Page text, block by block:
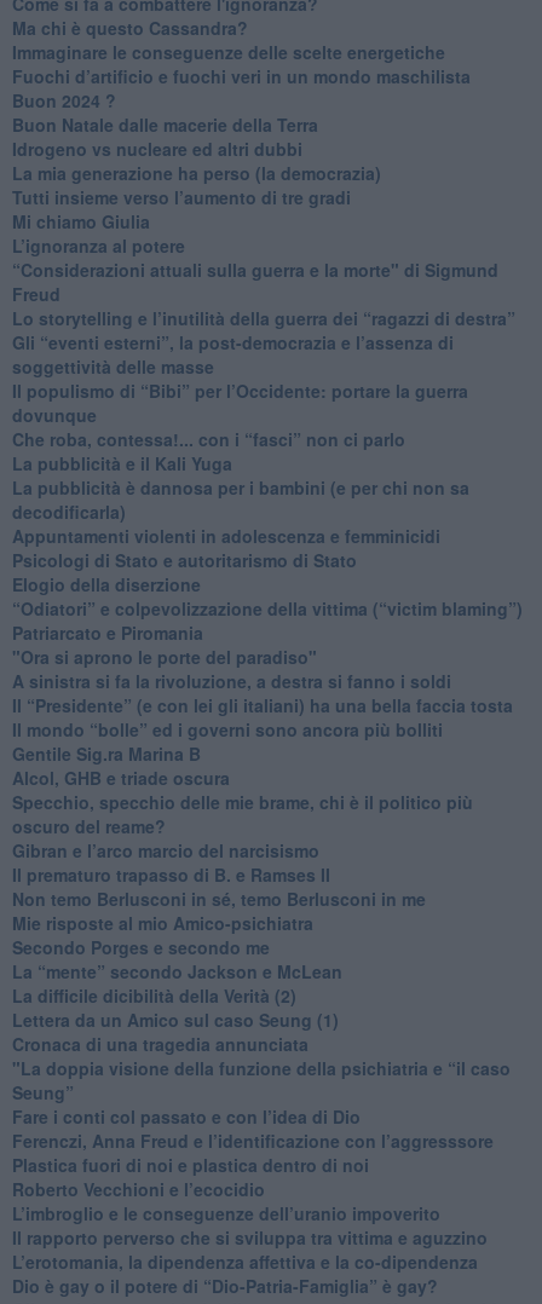
Ma chi è questo Cassandra?
Immaginare le conseguenze delle scelte energetiche
​Fuochi d’artificio e fuochi veri in un mondo maschilista
Buon 2024 ?
​Buon Natale dalle macerie della Terra
​Idrogeno vs nucleare ed altri dubbi
​La mia generazione ha perso (la democrazia)
​Tutti insieme verso l’aumento di tre gradi
Mi chiamo Giulia
L’ignoranza al potere
​“Considerazioni attuali sulla guerra e la morte" di Sigmund
Freud
​Lo storytelling e l’inutilità della guerra dei “ragazzi di destra”
​Gli “eventi esterni”, la post-democrazia e l’assenza di
soggettività delle masse
​Il populismo di “Bibi” per l’Occidente: portare la guerra
dovunque
​Che roba, contessa!... con i “fasci” non ci parlo
La pubblicità e il Kali Yuga
​La pubblicità è dannosa per i bambini (e per chi non sa
decodificarla)
​Appuntamenti violenti in adolescenza e femminicidi
​Psicologi di Stato e autoritarismo di Stato
Elogio della diserzione
“Odiatori” e colpevolizzazione della vittima (“victim blaming”)
​Patriarcato e Piromania
"Ora si aprono le porte del paradiso"
​A sinistra si fa la rivoluzione, a destra si fanno i soldi
​Il “Presidente” (e con lei gli italiani) ha una bella faccia tosta
​Il mondo “bolle” ed i governi sono ancora più bolliti
​Gentile Sig.ra Marina B
​Alcol, GHB e triade oscura
​Specchio, specchio delle mie brame, chi è il politico più
oscuro del reame?
​Gibran e l’arco marcio del narcisismo
​Il prematuro trapasso di B. e Ramses II
​Non temo Berlusconi in sé, temo Berlusconi in me
​Mie risposte al mio Amico-psichiatra
​Secondo Porges e secondo me
​La “mente” secondo Jackson e McLean
La difficile dicibilità della Verità (2)
​Lettera da un Amico sul caso Seung (1)
​Cronaca di una tragedia annunciata
"​La doppia visione della funzione della psichiatria e “il caso
Seung”
​Fare i conti col passato e con l’idea di Dio
​Ferenczi, Anna Freud e l’identificazione con l’aggresssore
Plastica fuori di noi e plastica dentro di noi
​Roberto Vecchioni e l’ecocidio
​L’imbroglio e le conseguenze dell’uranio impoverito
​Il rapporto perverso che si sviluppa tra vittima e aguzzino
L’erotomania, la dipendenza affettiva e la co-dipendenza
​Dio è gay o il potere di “Dio-Patria-Famiglia” è gay?